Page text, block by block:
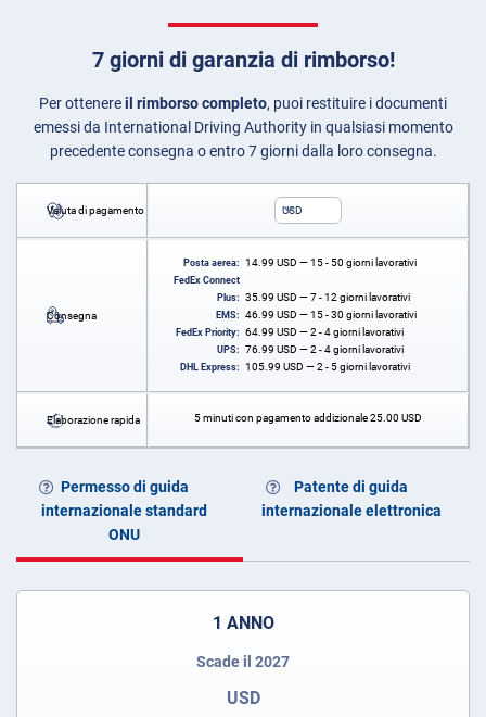
7 giorni di garanzia di rimborso!
Per ottenereil rimborso completo, puoi restituire i documenti
emessi da International Driving Authority in qualsiasi momento
precedente consegna o entro 7 giorni dalla loro consegna.
Valuta di pagamento USD
Consegna
Posta aerea: 14.99 USD — 15 - 50 giorni lavorativi
FedEx Connect
Plus: 35.99 USD — 7 - 12 giorni lavorativi
EMS: 46.99 USD — 15 - 30 giorni lavorativi
FedEx Priority: 64.99 USD — 2 - 4 giorni lavorativi
UPS: 76.99 USD — 2 - 4 giorni lavorativi
DHL Express: 105.99 USD — 2 - 5 giorni lavorativi
Elaborazione rapida 5 minuti con pagamento addizionale25.00 USD
Permesso di guida
internazionale standard
ONU
Patente di guida
internazionale elettronica
1 ANNO
Scade il 2027
USD